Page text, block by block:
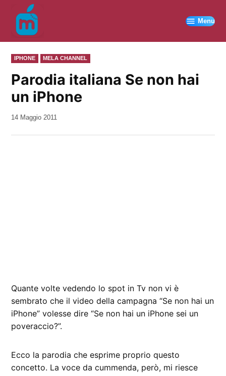
contenuto
Menu
PUBBLICATO
IN
IPHONE MELA CHANNEL
Parodia italiana Se non hai
un iPhone
da
14 Maggio 2011
Quante volte vedendo lo spot in Tv non vi è
sembrato che il video della campagna “Se non hai un
iPhone” volesse dire “Se non hai un iPhone sei un
poveraccio?”.
Ecco la parodia che esprime proprio questo
concetto. La voce da cummenda, però, mi riesce